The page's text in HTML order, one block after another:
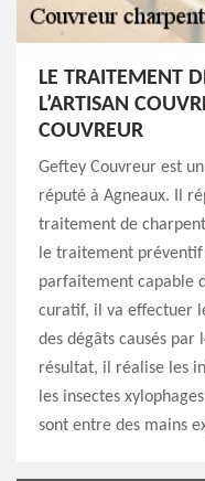
LE TRAITEMENT
L’ARTISAN
COUVREUR
Geftey Couvreur est
réputé à Agneaux. Il
traitement de
le traitement préventif
parfaitement capable
curatif, il va effectuer
des dégâts causés par
résultat, il réalise les
les insectes
sont entre des mains